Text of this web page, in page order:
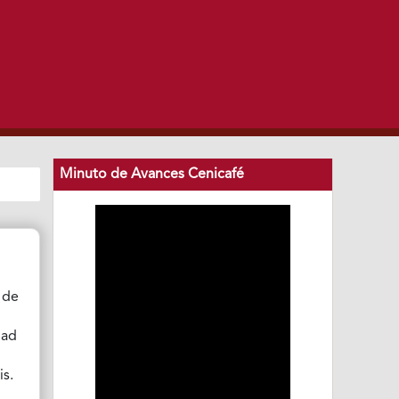
Minuto de Avances Cenicafé